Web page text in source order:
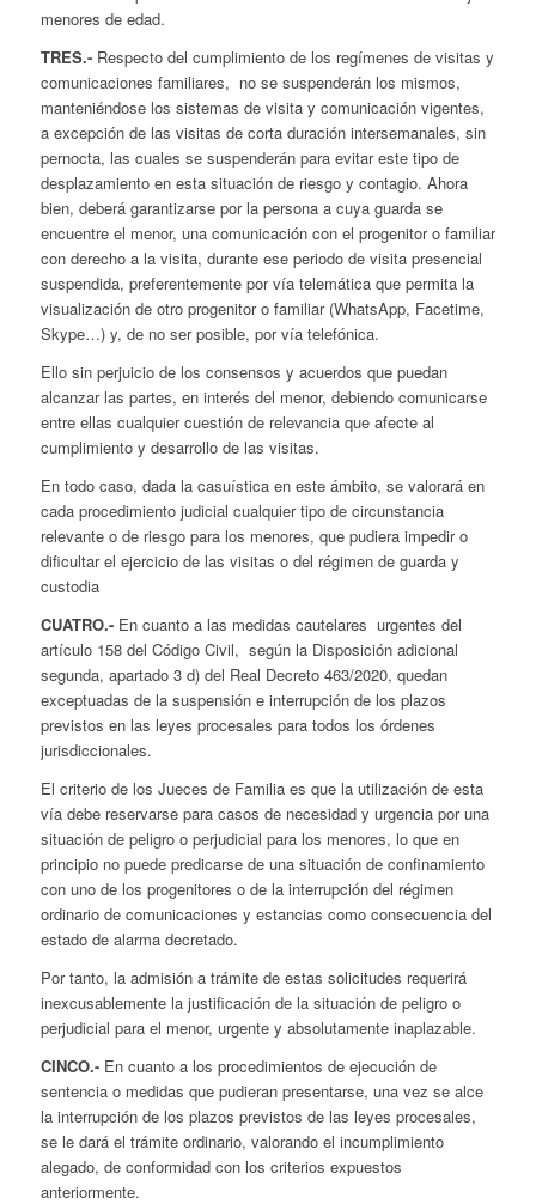
menores de edad.
TRES.-Respecto del cumplimiento de los regímenes de visitas y
comunicaciones familiares, no se suspenderán los mismos,
manteniéndose los sistemas de visita y comunicación vigentes,
a excepción de las visitas de corta duración intersemanales, sin
pernocta, las cuales se suspenderán para evitar este tipo de
desplazamiento en esta situación de riesgo y contagio. Ahora
bien, deberá garantizarse por la persona a cuya guarda se
encuentre el menor, una comunicación con el progenitor o familiar
con derecho a la visita, durante ese periodo de visita presencial
suspendida, preferentemente por vía telemática que permita la
visualización de otro progenitor o familiar (WhatsApp, Facetime,
Skype…) y, de no ser posible, por vía telefónica.
Ello sin perjuicio de los consensos y acuerdos que puedan
alcanzar las partes, en interés del menor, debiendo comunicarse
entre ellas cualquier cuestión de relevancia que afecte al
cumplimiento y desarrollo de las visitas.
En todo caso, dada la casuística en este ámbito, se valorará en
cada procedimiento judicial cualquier tipo de circunstancia
relevante o de riesgo para los menores, que pudiera impedir o
dificultar el ejercicio de las visitas o del régimen de guarda y
custodia
CUATRO.-En cuanto a las medidas cautelares urgentes del
artículo 158 del Código Civil, según la Disposición adicional
segunda, apartado 3 d) del Real Decreto 463/2020, quedan
exceptuadas de la suspensión e interrupción de los plazos
previstos en las leyes procesales para todos los órdenes
jurisdiccionales.
El criterio de los Jueces de Familia es que la utilización de esta
vía debe reservarse para casos de necesidad y urgencia por una
situación de peligro o perjudicial para los menores, lo que en
principio no puede predicarse de una situación de confinamiento
con uno de los progenitores o de la interrupción del régimen
ordinario de comunicaciones y estancias como consecuencia del
estado de alarma decretado.
Por tanto, la admisión a trámite de estas solicitudes requerirá
inexcusablemente la justificación de la situación de peligro o
perjudicial para el menor, urgente y absolutamente inaplazable.
CINCO.-En cuanto a los procedimientos de ejecución de
sentencia o medidas que pudieran presentarse, una vez se alce
la interrupción de los plazos previstos de las leyes procesales,
se le dará el trámite ordinario, valorando el incumplimiento
alegado, de conformidad con los criterios expuestos
anteriormente.